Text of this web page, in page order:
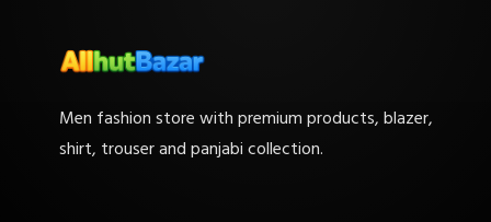
Men fashion store with premium products, blazer,
shirt, trouser and panjabi collection.